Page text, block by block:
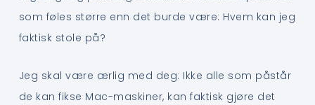
som føles større enn det burde være: Hvem kan jeg
faktisk stole på?
Jeg skal være ærlig med deg: Ikke alle som påstår
de kan fikse Mac-maskiner, kan faktisk gjøre det